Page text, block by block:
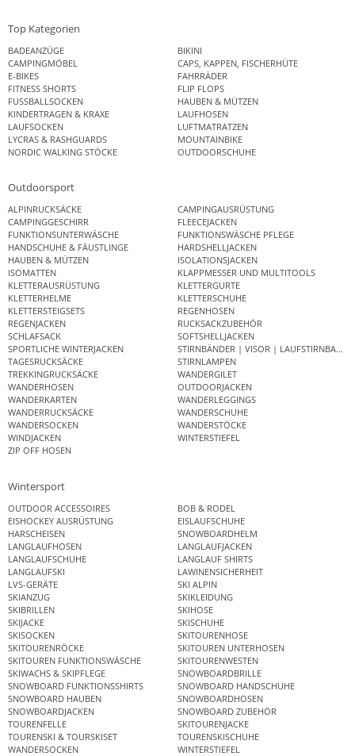
Top Kategorien
BADEANZÜGE
BIKINI
CAMPINGMÖBEL
CAPS, KAPPEN, FISCHERHÜTE
E-BIKES
FAHRRÄDER
FITNESS SHORTS
FLIP FLOPS
FUSSBALLSOCKEN
HAUBEN & MÜTZEN
KINDERTRAGEN & KRAXE
LAUFHOSEN
LAUFSOCKEN
LUFTMATRATZEN
LYCRAS & RASHGUARDS
MOUNTAINBIKE
NORDIC WALKING STÖCKE
OUTDOORSCHUHE
Outdoorsport
ALPINRUCKSÄCKE
CAMPINGAUSRÜSTUNG
CAMPINGGESCHIRR
FLEECEJACKEN
FUNKTIONSUNTERWÄSCHE
FUNKTIONSWÄSCHE PFLEGE
HANDSCHUHE & FÄUSTLINGE
HARDSHELLJACKEN
HAUBEN & MÜTZEN
ISOLATIONSJACKEN
ISOMATTEN
KLAPPMESSER UND MULTITOOLS
KLETTERAUSRÜSTUNG
KLETTERGURTE
KLETTERHELME
KLETTERSCHUHE
KLETTERSTEIGSETS
REGENHOSEN
REGENJACKEN
RUCKSACKZUBEHÖR
SCHLAFSACK
SOFTSHELLJACKEN
SPORTLICHE WINTERJACKEN
STIRNBÄNDER | VISOR | LAUFSTIRNBAND
TAGESRUCKSÄCKE
STIRNLAMPEN
TREKKINGRUCKSÄCKE
WANDERGILET
WANDERHOSEN
OUTDOORJACKEN
WANDERKARTEN
WANDERLEGGINGS
WANDERRUCKSÄCKE
WANDERSCHUHE
WANDERSOCKEN
WANDERSTÖCKE
WINDJACKEN
WINTERSTIEFEL
ZIP OFF HOSEN
Wintersport
OUTDOOR ACCESSOIRES
BOB & RODEL
EISHOCKEY AUSRÜSTUNG
EISLAUFSCHUHE
HARSCHEISEN
SNOWBOARDHELM
LANGLAUFHOSEN
LANGLAUFJACKEN
LANGLAUFSCHUHE
LANGLAUF SHIRTS
LANGLAUFSKI
LAWINENSICHERHEIT
LVS-GERÄTE
SKI ALPIN
SKIANZUG
SKIKLEIDUNG
SKIBRILLEN
SKIHOSE
SKIJACKE
SKISCHUHE
SKISOCKEN
SKITOURENHOSE
SKITOURENRÖCKE
SKITOUREN UNTERHOSEN
SKITOUREN FUNKTIONSWÄSCHE
SKITOURENWESTEN
SKIWACHS & SKIPFLEGE
SNOWBOARDBRILLE
SNOWBOARD FUNKTIONSSHIRTS
SNOWBOARD HANDSCHUHE
SNOWBOARD HAUBEN
SNOWBOARDHOSEN
SNOWBOARDJACKEN
SNOWBOARD ZUBEHÖR
TOURENFELLE
SKITOURENJACKE
TOURENSKI & TOURSKISET
TOURENSKISCHUHE
WANDERSOCKEN
WINTERSTIEFEL